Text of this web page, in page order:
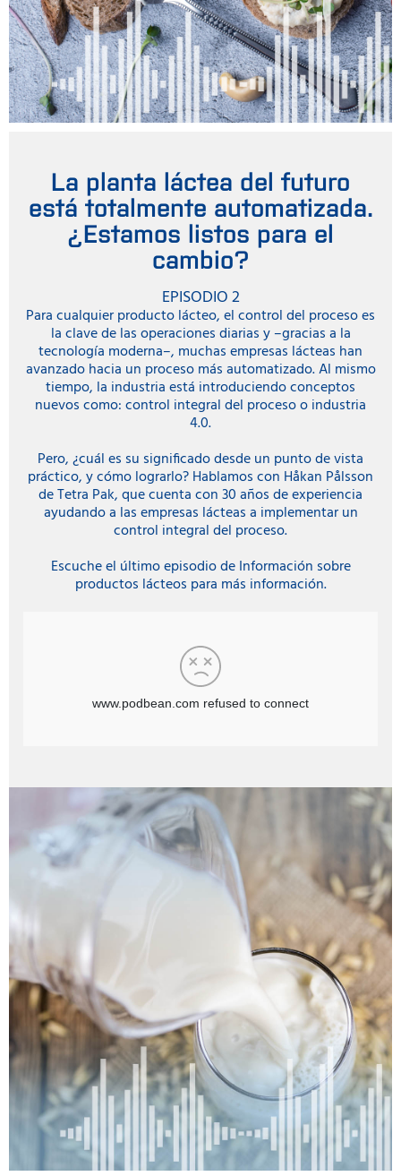
La planta láctea del futuro
está totalmente automatizada.
¿Estamos listos para el
cambio?
EPISODIO 2
Para cualquier producto lácteo, el control del proceso es
la clave de las operaciones diarias y –gracias a la
tecnología moderna–, muchas empresas lácteas han
avanzado hacia un proceso más automatizado. Al mismo
tiempo, la industria está introduciendo conceptos
nuevos como: control integral del proceso o industria
4.0.
Pero, ¿cuál es su significado desde un punto de vista
práctico, y cómo lograrlo? Hablamos con Håkan Pålsson
de Tetra Pak, que cuenta con 30 años de experiencia
ayudando a las empresas lácteas a implementar un
control integral del proceso.
Escuche el último episodio de Información sobre
productos lácteos para más información.